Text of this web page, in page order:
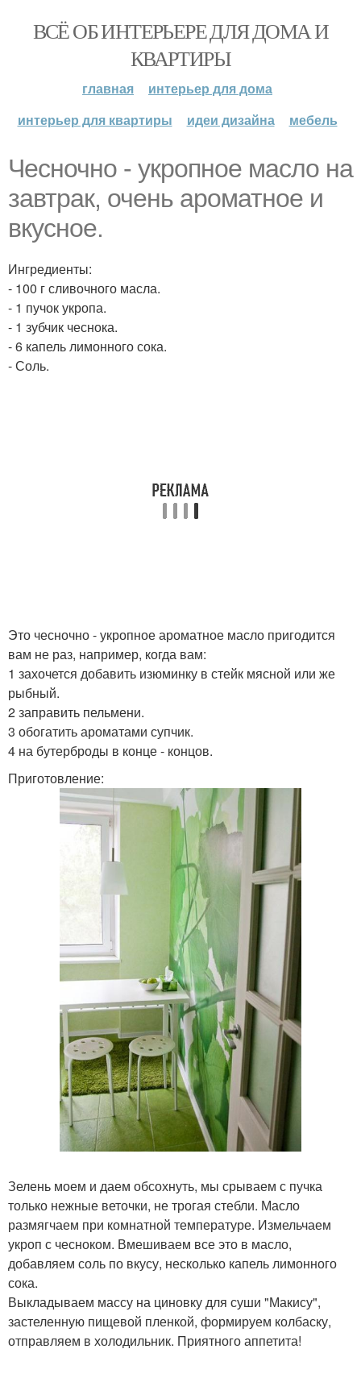
ВСЁ ОБ ИНТЕРЬЕРЕ ДЛЯ ДОМА И
КВАРТИРЫ
главная
интерьер для дома
интерьер для квартиры
идеи дизайна мебель
Чесночно - укропное масло на
завтрак, очень ароматное и
вкусное.
Ингредиенты:
- 100 г сливочного масла.
- 1 пучок укропа.
- 1 зубчик чеснока.
- 6 капель лимонного сока.
- Соль.
Это чесночно - укропное ароматное масло пригодится
вам не раз, например, когда вам:
1 захочется добавить изюминку в стейк мясной или же
рыбный.
2 заправить пельмени.
3 обогатить ароматами супчик.
4 на бутерброды в конце - концов.
Приготовление:
Зелень моем и даем обсохнуть, мы срываем с пучка
только нежные веточки, не трогая стебли. Масло
размягчаем при комнатной температуре. Измельчаем
укроп с чесноком. Вмешиваем все это в масло,
добавляем соль по вкусу, несколько капель лимонного
сока.
Выкладываем массу на циновку для суши "Макису",
застеленную пищевой пленкой, формируем колбаску,
отправляем в холодильник. Приятного аппетита!